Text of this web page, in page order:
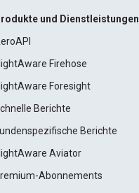
und Dienstleistungen
Firehose
Foresight
Berichte
Berichte
Aviator
Abonnements